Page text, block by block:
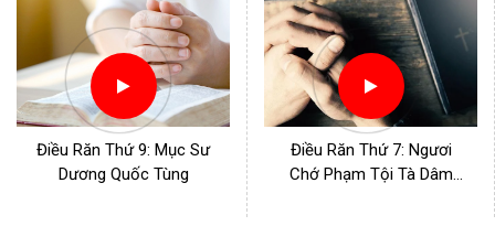
Điều Răn Thứ 9: Mục Sư
Dương Quốc Tùng
Điều Răn Thứ 7: Ngươi
Chớ Phạm Tội Tà Dâm